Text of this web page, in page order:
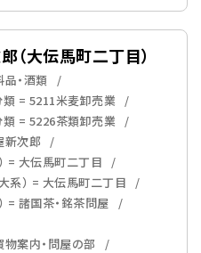
（大伝馬町二丁目）
・酒類
= 5211米麦卸売業
= 5226茶類卸売業
新次郎
= 大伝馬町二丁目
系） = 大伝馬町二丁目
= 諸国茶・銘茶問屋
案内・問屋の部